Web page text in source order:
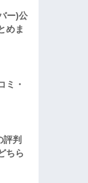
ー)公
めま
ミ・
評判
ちら